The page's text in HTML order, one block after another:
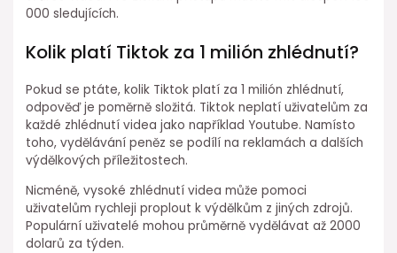
000 sledujících.
Kolik platí Tiktok za 1 milión zhlédnutí?
Pokud se ptáte, kolik Tiktok platí za 1 milión zhlédnutí,
odpověď je poměrně složitá. Tiktok neplatí uživatelům za
každé zhlédnutí videa jako například Youtube. Namísto
toho, vydělávání peněz se podílí na reklamách a dalších
výdělkových příležitostech.
Nicméně, vysoké zhlédnutí videa může pomoci
uživatelům rychleji proplout k výdělkům z jiných zdrojů.
Populární uživatelé mohou průměrně vydělávat až 2000
dolarů za týden.